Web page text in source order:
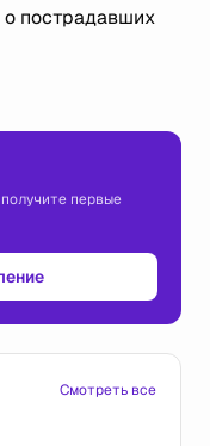
пострадавших
первые
Смотреть все